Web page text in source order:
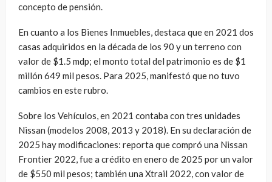
concepto de pensión.
En cuanto a los Bienes Inmuebles, destaca que en 2021 dos
casas adquiridos en la década de los 90 y un terreno con
valor de $1.5 mdp; el monto total del patrimonio es de $1
millón 649 mil pesos. Para 2025, manifestó que no tuvo
cambios en este rubro.
Sobre los Vehículos, en 2021 contaba con tres unidades
Nissan (modelos 2008, 2013 y 2018). En su declaración de
2025 hay modificaciones: reporta que compró una Nissan
Frontier 2022, fue a crédito en enero de 2025 por un valor
de $550 mil pesos; también una Xtrail 2022, con valor de